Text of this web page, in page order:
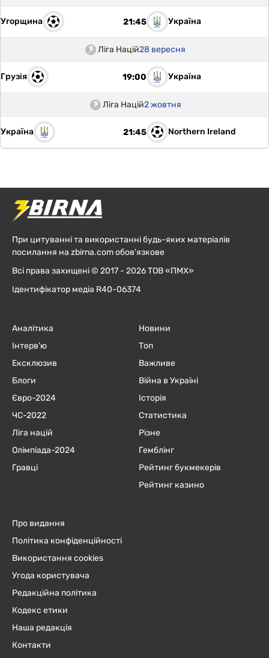
Угорщина 21:45 Україна
Ліга Націй28 вересня
Грузія 19:00 Україна
Ліга Націй2 жовтня
Україна 21:45 Northern Ireland
При цитуванні та використанні будь-яких матеріалів
посилання на zbirna.com обов'язкове
Всі права захищені © 2017 - 2026 ТОВ «ПМХ»
Ідентифікатор медіа R40-06374
Аналітика
Інтерв'ю
Ексклюзив
Блоги
Євро-2024
ЧC-2022
Ліга націй
Олімпіада-2024
Гравці
Новини
Топ
Важливе
Війна в Україні
Історія
Статистика
Різне
Гемблінг
Рейтинг букмекерів
Рейтинг казино
Про видання
Політика конфіденційності
Використання cookies
Угода користувача
Редакційна політика
Кодекс етики
Наша редакція
Контакти